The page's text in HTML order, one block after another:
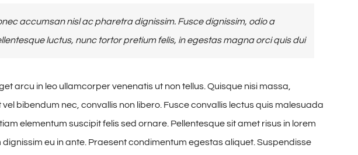
accumsan nisl ac pharetra dignissim. Fusce dignissim, odio a
luctus, nunc tortor pretium felis, in egestas magna orci quis dui
arcu in leo ullamcorper venenatis ut non tellus. Quisque nisi massa,
bibendum nec, convallis non libero. Fusce convallis lectus quis malesuada
elementum suscipit felis sed ornare. Pellentesque sit amet risus in lorem
dignissim eu in ante. Praesent condimentum egestas aliquet. Suspendisse